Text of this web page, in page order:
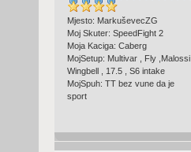
Mjesto: MarkuševecZG
Moj Skuter: SpeedFight 2
Moja Kaciga: Caberg
MojSetup: Multivar , Fly ,Malossi
Wingbell , 17.5 , S6 intake
MojSpuh: TT bez vune da je
sport